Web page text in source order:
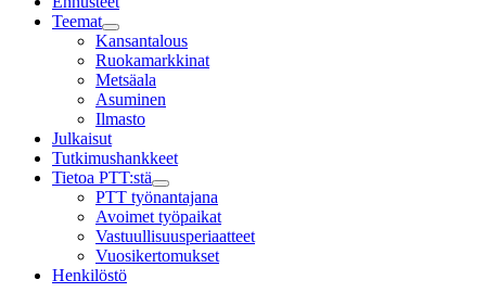
Teemat
Child
menu
Kansantalous
Ruokamarkkinat
Metsäala
Asuminen
Ilmasto
Julkaisut
Tutkimushankkeet
Tietoa PTT:stä
Child
menu
PTT työnantajana
Avoimet työpaikat
Vastuullisuusperiaatteet
Vuosikertomukset
Henkilöstö